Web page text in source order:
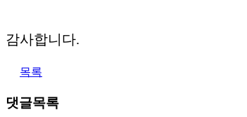
감사합니다.
목록
댓글목록